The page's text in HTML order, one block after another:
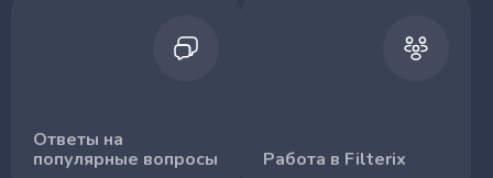
Ответы на
популярные вопросы
Работа в Filterix